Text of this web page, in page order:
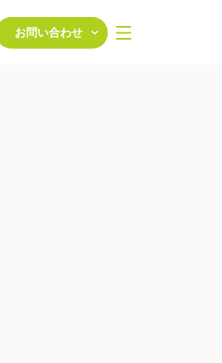
お問い合わせ